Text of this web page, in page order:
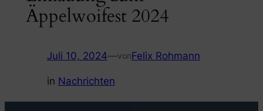
Äppelwoifest 2024
Juli 10, 2024—vonFelix Rohmann
in Nachrichten